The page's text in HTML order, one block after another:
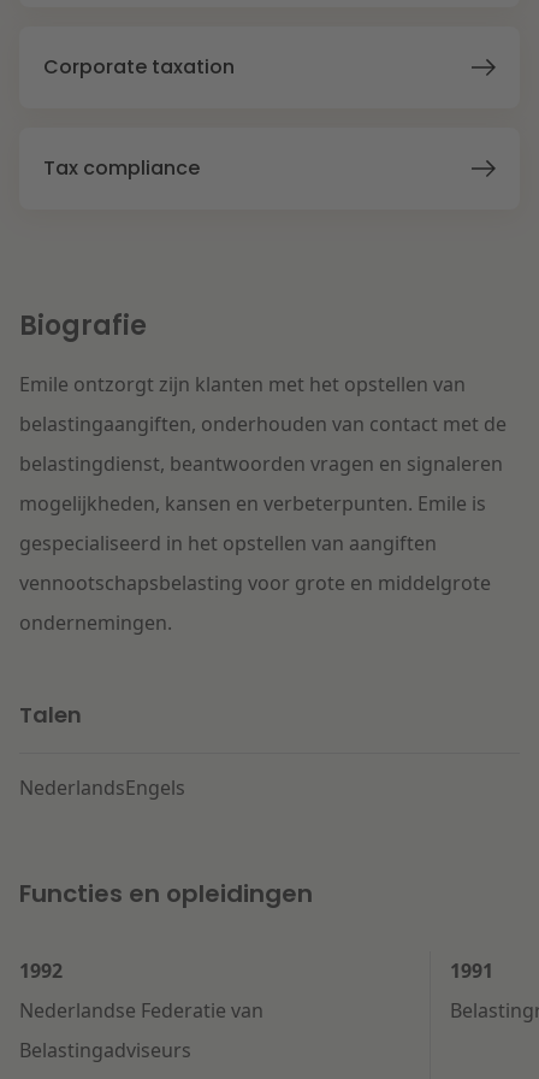
Corporate taxation
Tax compliance
Biografie
Emile ontzorgt zijn klanten met het opstellen van
belastingaangiften, onderhouden van contact met de
belastingdienst, beantwoorden vragen en signaleren
mogelijkheden, kansen en verbeterpunten. Emile is
gespecialiseerd in het opstellen van aangiften
vennootschapsbelasting voor grote en middelgrote
ondernemingen.
Talen
NederlandsEngels
Functies en opleidingen
1992
Nederlandse Federatie van
Belastingadviseurs
1991